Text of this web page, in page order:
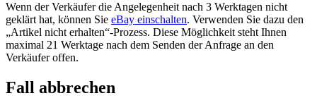
Wenn der Verkäufer die Angelegenheit nach 3 Werktagen nicht
geklärt hat, können Sie eBay einschalten. Verwenden Sie dazu den
„Artikel nicht erhalten“-Prozess. Diese Möglichkeit steht Ihnen
maximal 21 Werktage nach dem Senden der Anfrage an den
Verkäufer offen.
Fall abbrechen